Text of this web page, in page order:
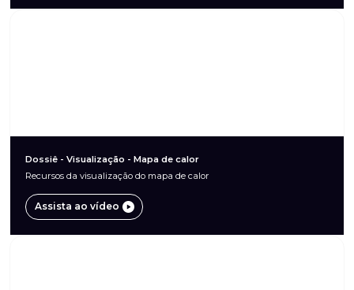
Dossiê - Visualização - Mapa de calor
Recursos da visualização do mapa de calor
Assista ao vídeo